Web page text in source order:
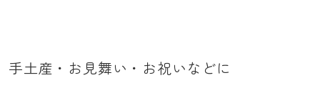
手土産・お見舞い・お祝いなどに